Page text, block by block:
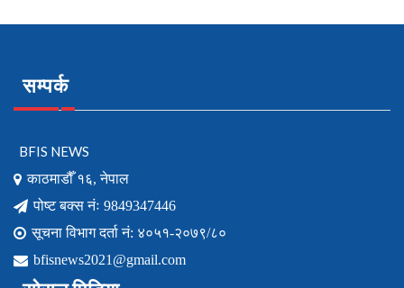
सम्पर्क
BFIS NEWS
काठमाडौँ १६, नेपाल
पोष्ट बक्स नंः 9849347446
सूचना विभाग दर्ता नं: ४०५१-२०७९/८०
bfisnews2021@gmail.com